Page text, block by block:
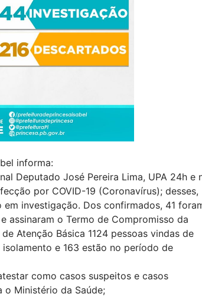
informa:
Deputado José Pereira Lima, UPA 24h e
por COVID-19 (Coronavírus); desses,
investigação. Dos confirmados, 41
assinaram o Termo de Compromisso da
Atenção Básica 1124 pessoas vindas de
e 163 estão no período de
como casos suspeitos e casos
o Ministério da Saúde;